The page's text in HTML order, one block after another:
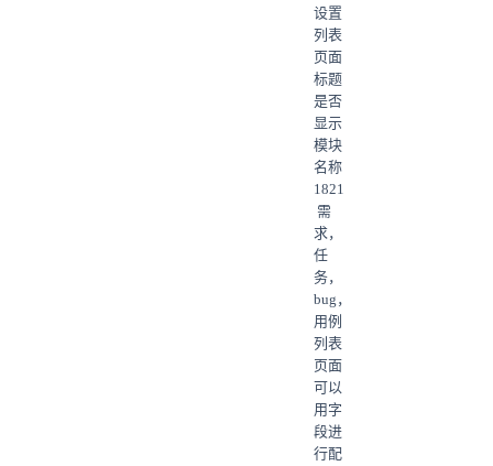
设置
列表
页面
标题
是否
显示
模块
名称
1821
需
求，
任
务，
bug，
用例
列表
页面
可以
用字
段进
行配